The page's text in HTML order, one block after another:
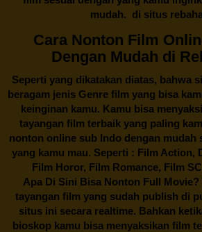
mudah. di situs
Cara Nonton Film
Dengan Mudah di
Seperti yang dikatakan diatas, bahwa
beragam jenis Genre film yang bisa
keinginan kamu. Kamu bisa
tayangan film terbaik yang paling
nonton online sub Indo dengan mudah
yang kamu mau. Seperti : Film Action,
Film Horor, Film Romance, Film
Apa Di Sini Bisa Nonton Full Movie?
tayangan film yang sudah publish di
situs ini secara realtime. Bahkan
bioskop kamu bisa menyaksikan film